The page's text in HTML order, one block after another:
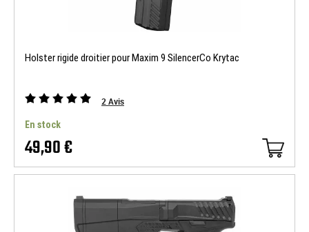
Holster rigide droitier pour Maxim 9 SilencerCo Krytac
2Avis
En stock
49,90 €